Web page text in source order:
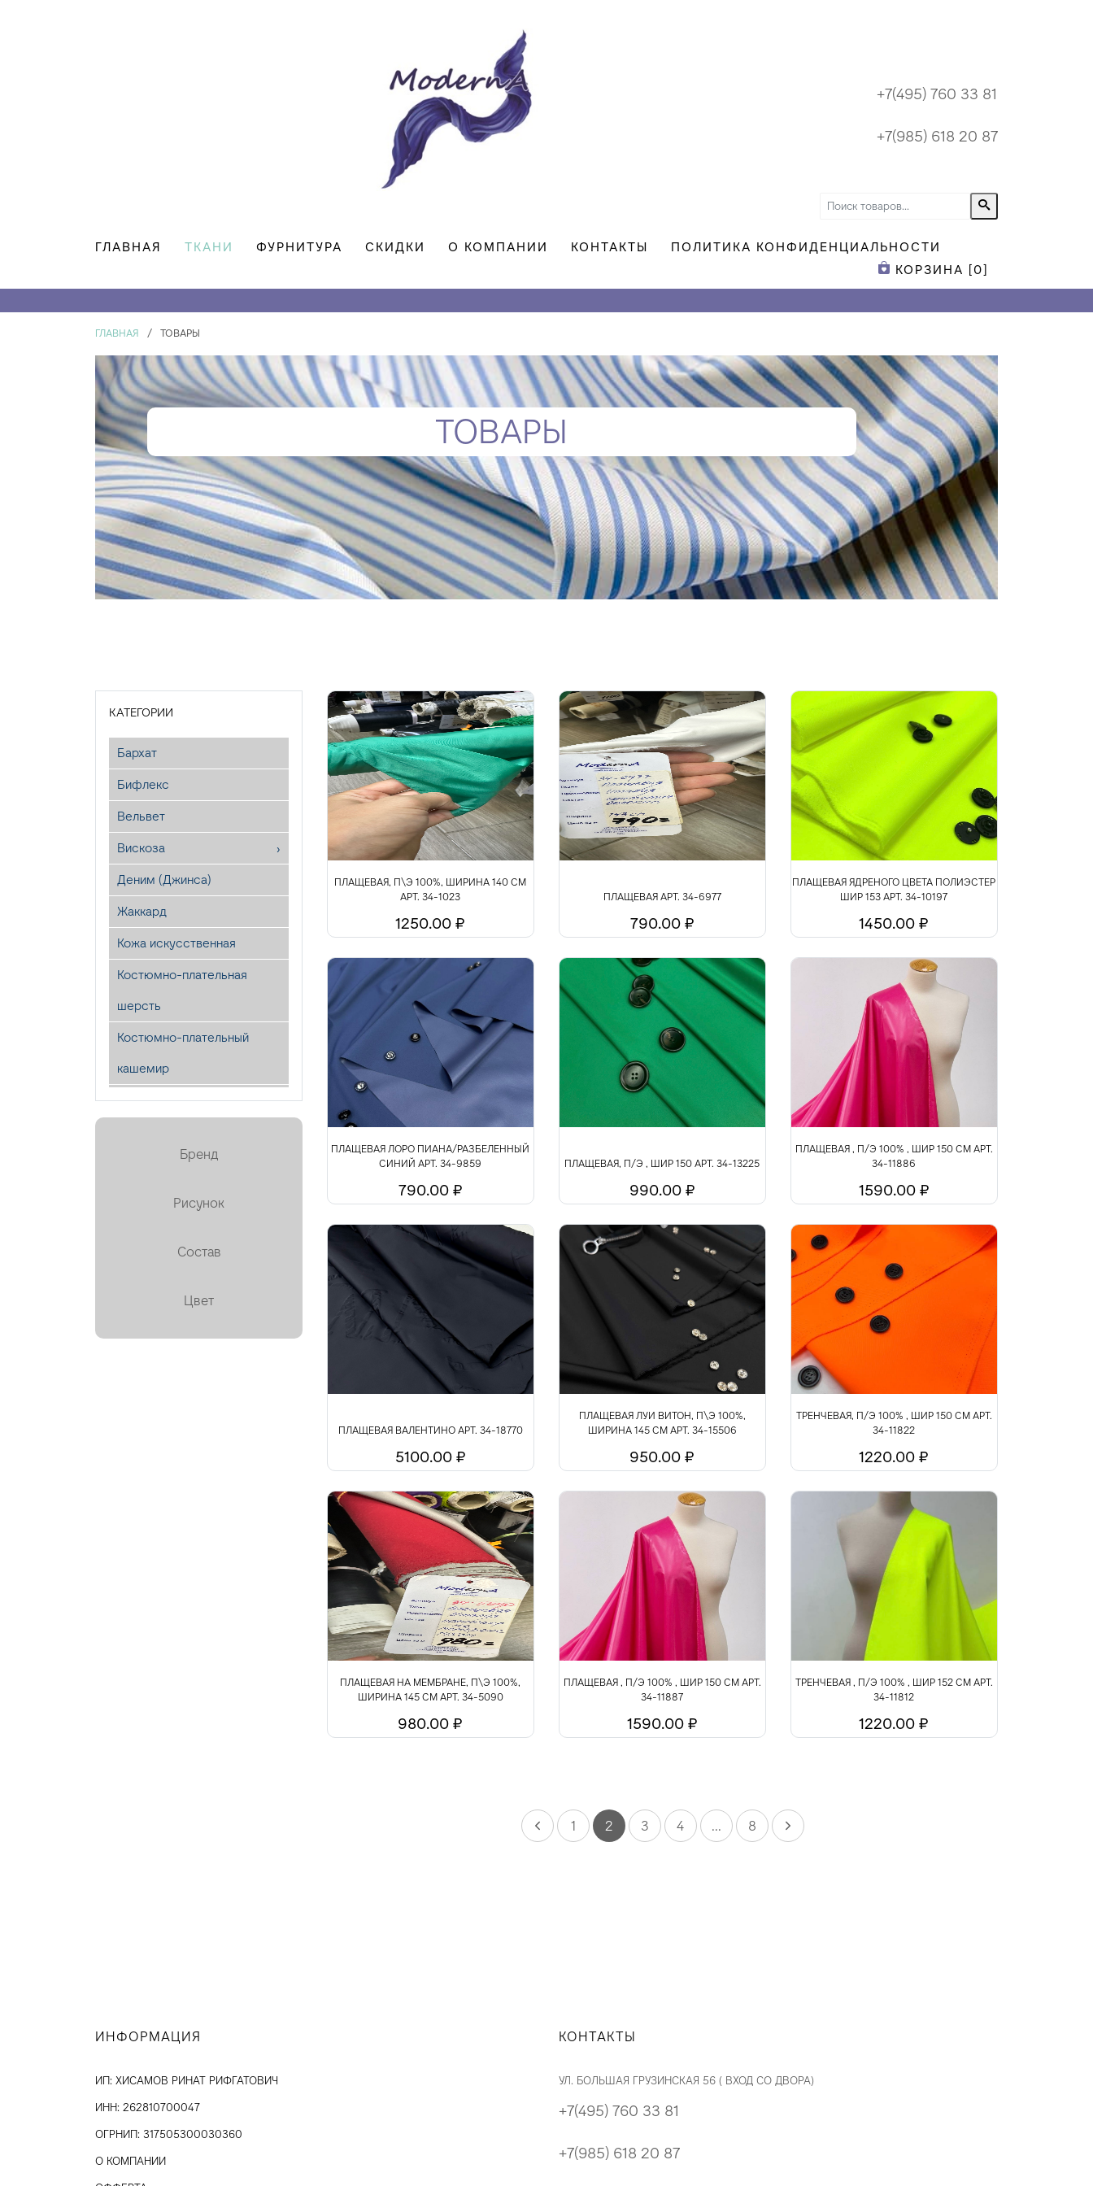
+7(495) 760 33 81
+7(985) 618 20 87
ГЛАВНАЯ ТКАНИ ФУРНИТУРА СКИДКИ О КОМПАНИИ КОНТАКТЫ
ПОЛИТИКА КОНФИДЕНЦИАЛЬНОСТИ
КОРЗИНА [0]
ГЛАВНАЯ / ТОВАРЫ
ТОВАРЫ
КАТЕГОРИИ
Бархат
Бифлекс
Вельвет
Вискоза
Деним (Джинса)
Жаккард
Кожа искусственная
Костюмно-плательная
шерсть
Костюмно-плательный
кашемир
Кружево
Мех искусственный
Бренд
Рисунок
Состав
Цвет
ПЛАЩЕВАЯ, П\Э 100%, ШИРИНА 140 СМ
АРТ. 34-1023
1250.00 ₽
ПЛАЩЕВАЯ АРТ. 34-6977
790.00 ₽
ПЛАЩЕВАЯ ЯДРЕНОГО ЦВЕТА ПОЛИЭСТЕР
ШИР 153 АРТ. 34-10197
1450.00 ₽
ПЛАЩЕВАЯ ЛОРО ПИАНА/РАЗБЕЛЕННЫЙ
СИНИЙ АРТ. 34-9859
790.00 ₽
ПЛАЩЕВАЯ, П/Э , ШИР 150 АРТ. 34-13225
990.00 ₽
ПЛАЩЕВАЯ , П/Э 100% , ШИР 150 СМ АРТ.
34-11886
1590.00 ₽
ПЛАЩЕВАЯ ВАЛЕНТИНО АРТ. 34-18770
5100.00 ₽
ПЛАЩЕВАЯ ЛУИ ВИТОН, П\Э 100%,
ШИРИНА 145 СМ АРТ. 34-15506
950.00 ₽
ТРЕНЧЕВАЯ, П/Э 100% , ШИР 150 СМ АРТ.
34-11822
1220.00 ₽
ПЛАЩЕВАЯ НА МЕМБРАНЕ, П\Э 100%,
ШИРИНА 145 СМ АРТ. 34-5090
980.00 ₽
ПЛАЩЕВАЯ , П/Э 100% , ШИР 150 СМ АРТ.
34-11887
1590.00 ₽
ТРЕНЧЕВАЯ , П/Э 100% , ШИР 152 СМ АРТ.
34-11812
1220.00 ₽
1 2 3 4 ... 8
ИНФОРМАЦИЯ
ИП: ХИСАМОВ РИНАТ РИФГАТОВИЧ
ИНН: 262810700047
ОГРНИП: 317505300030360
О КОМПАНИИ
КОНТАКТЫ
УЛ. БОЛЬШАЯ ГРУЗИНСКАЯ 56 ( ВХОД СО ДВОРА)
+7(495) 760 33 81
+7(985) 618 20 87